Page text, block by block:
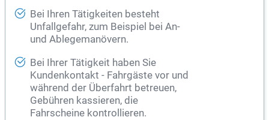
Bei Ihren Tätigkeiten besteht
Unfallgefahr, zum Beispiel bei An-
und Ablegemanövern.
Bei Ihrer Tätigkeit haben Sie
Kundenkontakt - Fahrgäste vor und
während der Überfahrt betreuen,
Gebühren kassieren, die
Fahrscheine kontrollieren.